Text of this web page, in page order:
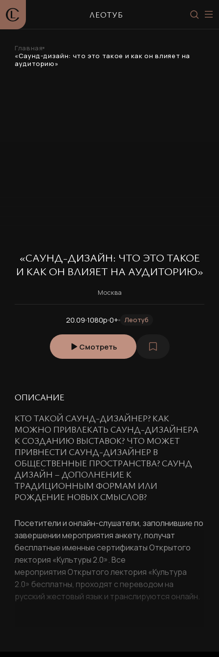
ЛЕОТУБ
Главная
«Саунд-дизайн: что это такое и как он влияет на
аудиторию»
«САУНД-ДИЗАЙН: ЧТО ЭТО ТАКОЕ
И КАК ОН ВЛИЯЕТ НА АУДИТОРИЮ»
Москва
20.09 1080p 0+ Леотуб
Смотреть
ОПИСАНИЕ
КТО ТАКОЙ САУНД-ДИЗАЙНЕР? КАК
МОЖНО ПРИВЛЕКАТЬ САУНД-ДИЗАЙНЕРА
К СОЗДАНИЮ ВЫСТАВОК? ЧТО МОЖЕТ
ПРИВНЕСТИ САУНД-ДИЗАЙНЕР В
ОБЩЕСТВЕННЫЕ ПРОСТРАНСТВА? САУНД
ДИЗАЙН – ДОПОЛНЕНИЕ К
ТРАДИЦИОННЫМ ФОРМАМ ИЛИ
РОЖДЕНИЕ НОВЫХ СМЫСЛОВ?
Посетители и онлайн-слушатели, заполнившие по
завершении мероприятия анкету, получат
бесплатные именные сертификаты Открытого
лектория «Культуры 2.0».Все
мероприятия Открытого лектория «Культура
2.0» бесплатны, проходят с переводом на
русский жестовый язык и транслируются онлайн.
ЛИЧНЫЙ КАБИНЕТ
Ваш email
РЕГИСТРАЦИЯ
Фамилия